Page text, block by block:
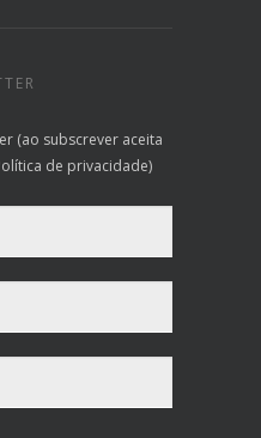
(ao subscrever aceita
de privacidade)